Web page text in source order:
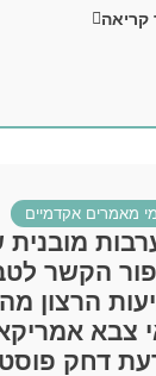
מאמרים אקדמיים
מובנית
הקשר
הרצון
צבא
דחק